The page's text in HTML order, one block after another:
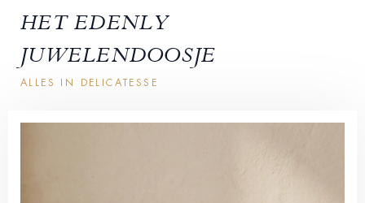
HET EDENLY
JUWELENDOOSJE
ALLES IN DELICATESSE